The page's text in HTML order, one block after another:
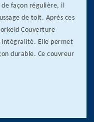
façon régulière, il
de toit. Après ces
Couverture
intégralité. Elle permet
durable. Ce couvreur